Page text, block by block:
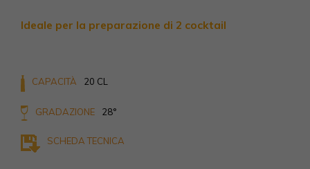
Ideale per la preparazione di 2 cocktail
CAPACITÀ 20 CL
GRADAZIONE 28°
SCHEDA TECNICA